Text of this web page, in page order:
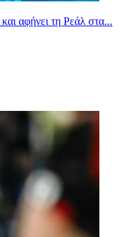
αφήνει τη Ρεάλ στα...